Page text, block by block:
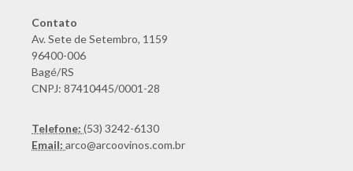
Contato
Av. Sete de Setembro, 1159
96400-006
Bagé/RS
CNPJ: 87410445/0001-28
Telefone: (53) 3242-6130
Email: arco@arcoovinos.com.br